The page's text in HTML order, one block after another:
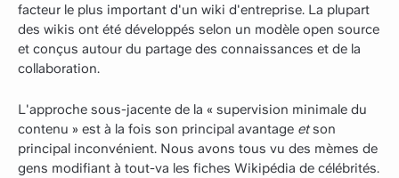
facteur le plus important d'un wiki d'entreprise. La plupart
des wikis ont été développés selon un modèle open source
et conçus autour du partage des connaissances et de la
collaboration.
L'approche sous-jacente de la « supervision minimale du
contenu » est à la fois son principal avantage etson
principal inconvénient. Nous avons tous vu des mèmes de
gens modifiant à tout-va les fiches Wikipédia de célébrités.